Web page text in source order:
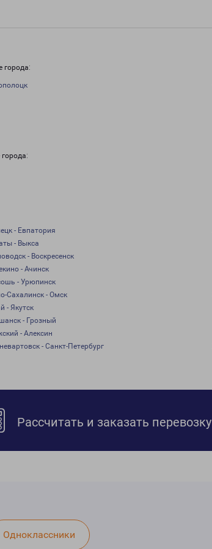
города:
- Евпатория
- Выкса
- Воскресенск
- Ачинск
- Урюпинск
Сахалинск - Омск
- Якутск
- Грозный
- Алексин
- Санкт-Петербург
Рассчитать и заказать перевозку
Одноклассники